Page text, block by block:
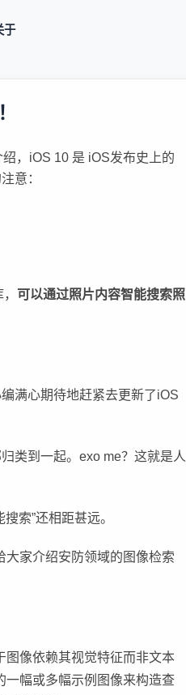
于
，iOS 10 是 iOS发布史上的
意：
可以通过照片内容智能搜索照
满心期待地赶紧去更新了iOS
类到一起。exo me？这就是人
索”还相距甚远。
家介绍安防领域的图像检索
图像依赖其视觉特征而非文本
一幅或多幅示例图像来构造查